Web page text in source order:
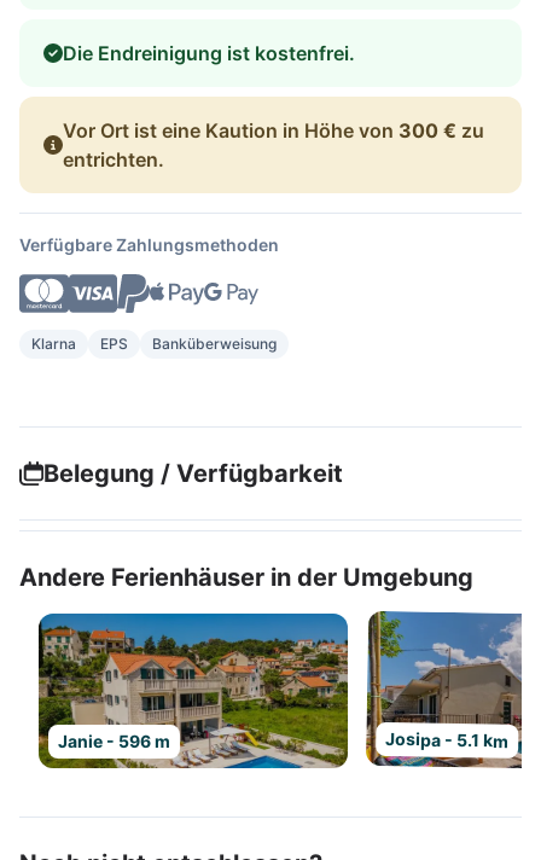
Die Endreinigung ist kostenfrei.
Vor Ort ist eine Kaution in Höhe von 300 € zu
entrichten.
Verfügbare Zahlungsmethoden
Klarna EPS Banküberweisung
Belegung / Verfügbarkeit
Andere Ferienhäuser in der Umgebung
Janie - 596 m Josipa - 5.1 km